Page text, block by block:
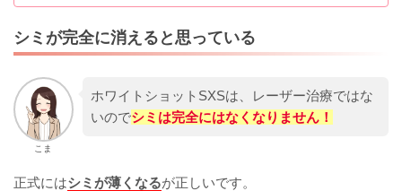
シミが完全に消えると思っている
こま
ホワイトショットSXSは、レーザー治療ではな
いのでシミは完全にはなくなりません！
正式にはシミが薄くなるが正しいです。